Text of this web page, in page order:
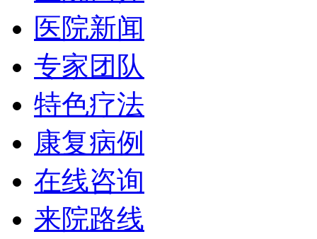
医院新闻
专家团队
特色疗法
康复病例
在线咨询
来院路线